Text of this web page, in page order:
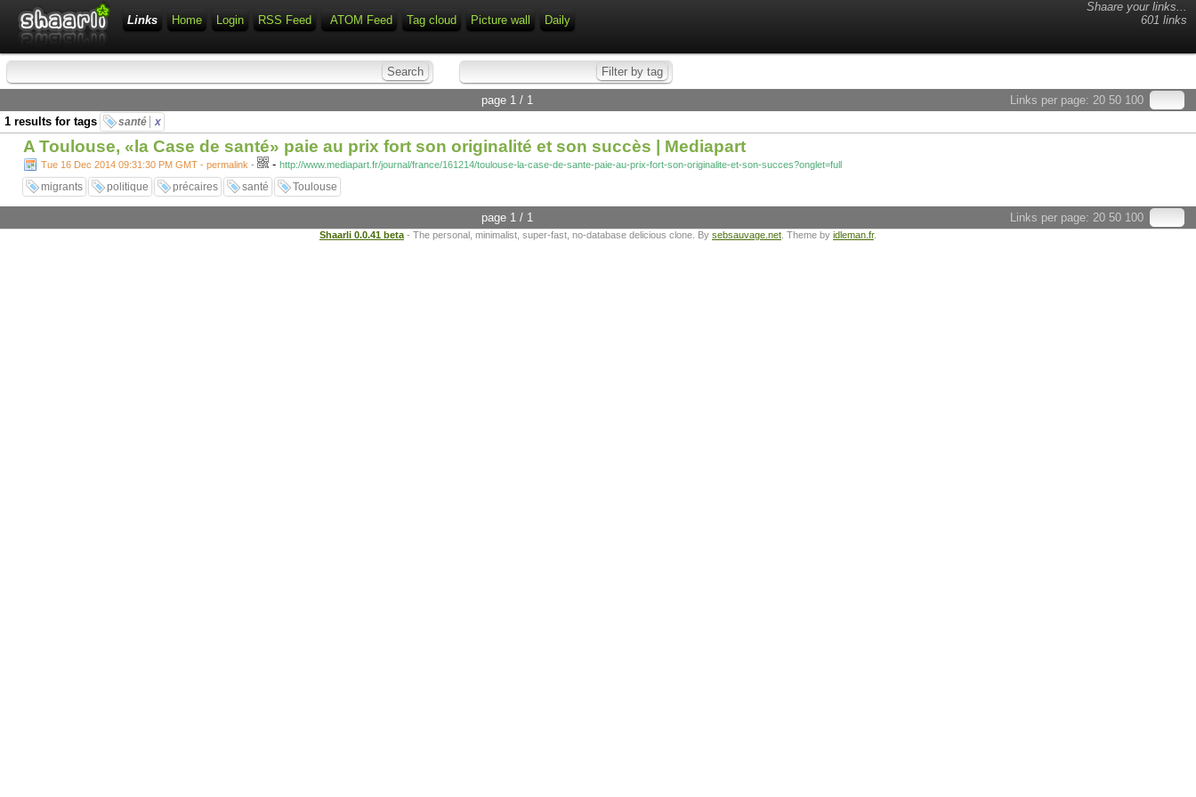
Shaare your links...
601 links
Links Home Login RSS Feed ATOM Feed Tag cloud Picture wall Daily
Links per page: 20 50 100
page 1 / 1
1 results for tags
santé x
A Toulouse, «la Case de santé» paie au prix fort son originalité et son succès | Mediapart
Tue 16 Dec 2014 09:31:30 PM GMT - permalink - - http://www.mediapart.fr/journal/france/161214/toulouse-la-case-de-sante-paie-au-prix-fort-son-originalite-et-son-succes?onglet=full
migrants politique précaires santé Toulouse
Links per page: 20 50 100
page 1 / 1
Shaarli 0.0.41 beta - The personal, minimalist, super-fast, no-database delicious clone. By sebsauvage.net . Theme by idleman.fr.